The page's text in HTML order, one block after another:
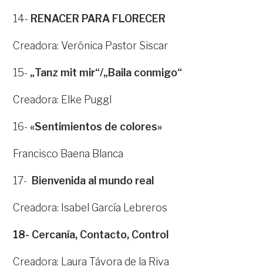
14- RENACER PARA FLORECER
Creadora: Verónica Pastor Siscar
15- „Tanz mit mir“/„Baila conmigo“
Creadora: Elke Puggl
16-«Sentimientos de colores»
Francisco Baena Blanca
17- Bienvenida al mundo real
Creadora: Isabel García Lebreros
18- Cercanía, Contacto, Control
Creadora: Laura Távora de la Riva